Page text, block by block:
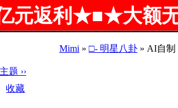
元返利★■★大额
Mimi » □- 明星八卦» AI自制
题 ››
|收藏